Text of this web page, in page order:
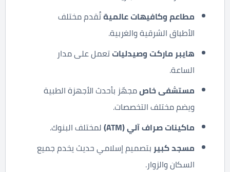
مطاعم وكافيهات عالميةتُقدم مختلف
الأطباق الشرقية والغربية.
هايبر ماركت وصيدلياتتعمل على مدار
الساعة.
مستشفى خاصمجهّز بأحدث الأجهزة الطبية
ويضم مختلف التخصصات.
ماكينات صراف آلي(ATM)
لمختلف البنوك.
مسجد كبيربتصميم إسلامي حديث يخدم جميع
السكان والزوار.